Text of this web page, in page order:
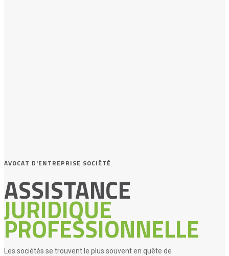
AVOCAT D'ENTREPRISE SOCIÉTÉ
ASSISTANCE
JURIDIQUE
PROFESSIONNELLE
Les sociétés se trouvent le plus souvent en quête de